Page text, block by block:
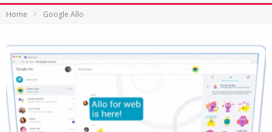
NVIDIA avertizează: memoria RAM și SSD-urile ar putea deveni și mai scumpe în perioada următoare
Home Google Allo